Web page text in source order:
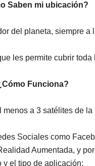
Saben mi ubicación?
del planeta, siempre
les permite cubrir toda
Funciona?
a 3 satélites de
Sociales como
Aumentada, y
y el tipo de aplicación: